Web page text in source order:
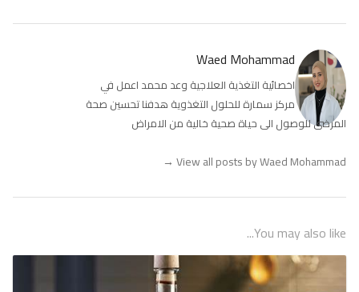
Waed Mohammad
اخصائية التغذية العلاجية وعد محمد اعمل في
مركز سمارة للحلول التغذوية هدفنا تحسين صحة
المرضى للوصول الى حياة صحية خالية من الامراض
View all posts by Waed Mohammad
→
You may also like...